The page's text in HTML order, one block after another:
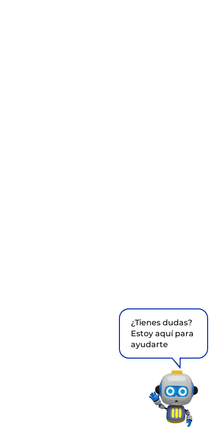
¿Tienes dudas?
Estoy aquí para
ayudarte